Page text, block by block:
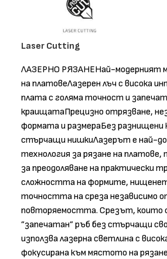
Laser Cutting
ЛАЗЕРНО РЯЗАНЕНай-модерният
на платовеЛазерен лъч с висока
плата с голяма точност и
краищатаПрецизно отрязване,
формата и размераБез разнищени
стърчащи нишкиЛазерът е най-
технология за рязане на
за преодоляване на практически
сложността на формите,
точността на среза независимо
повторяемостта. Срезът, които
”запечатан” ръб без стърчащи
използва лазерна светлина с
фокусирана към мястото на